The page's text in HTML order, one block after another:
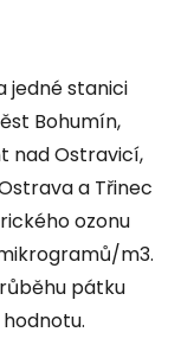
jedné stanici
Bohumín,
nad Ostravicí,
a Třinec
ozonu
m3.
pátku